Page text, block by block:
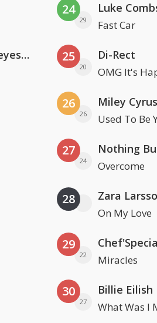
Kris Kross Amsterdam. Sofia Reyes & Tinie Tempah
24
29
Luke
Fast Car
25
20
Di-Rect
OMG It's
26
26
Miley Cyrus
Used To Be
27
24
Nothing
Overcome
28 Zara
On My Love
29
22 Miracles
30
27
Billie Eilish
What Was I